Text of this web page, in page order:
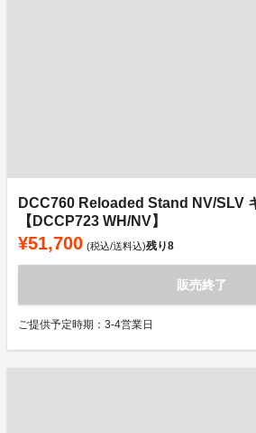
DCC760 Reloaded Stand NV/SLV
【DCCP723 WH/NV】
¥51,700 (税込/送料込)残り8
販売終了
ご提供予定時期：3-4営業日